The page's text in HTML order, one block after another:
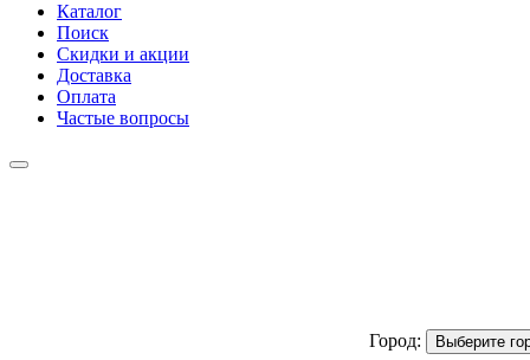
Каталог
Поиск
Скидки и акции
Доставка
Оплата
Частые вопросы
Город: Выберите